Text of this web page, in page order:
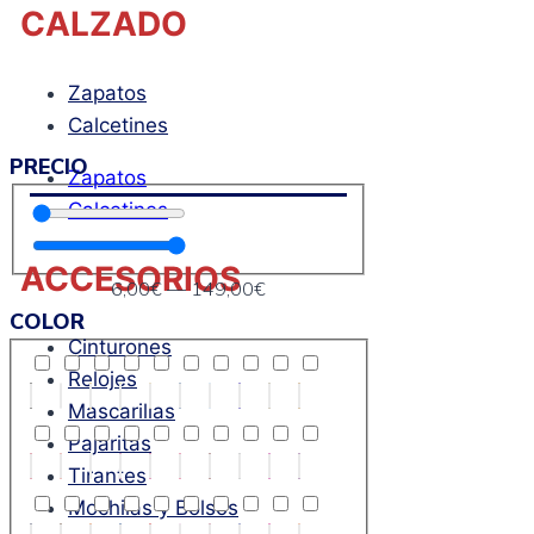
CALZADO
Zapatos
Calcetines
Zapatos
Calcetines
ACCESORIOS
Cinturones
Relojes
Mascarillas
Pajaritas
Tirantes
Mochilas y Bolsos
PRECIO
6,00€—149,00€
COLOR